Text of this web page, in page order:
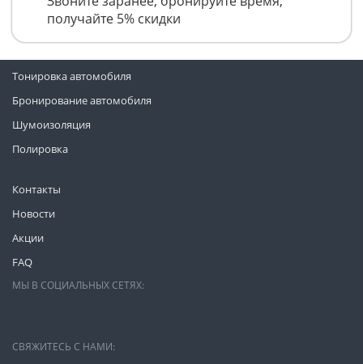
получайте 5% скидки
Контакты
Новости
Акции
FAQ
Тонировка автомобиля
Бронирование автомобиля
Шумоизоляция
Полировка
МЫ В СОЦИАЛЬНЫХ СЕТЯХ:
СВЯЖИТЕСЬ С НАМИ: